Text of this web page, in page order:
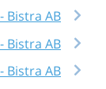
Bistra AB
Bistra AB
Bistra AB